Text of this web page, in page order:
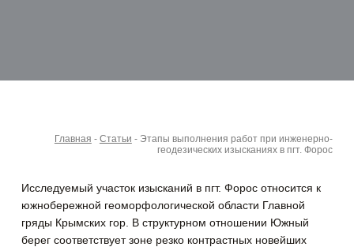
Главная - Статьи - Этапы выполнения работ при инженерно-
геодезических изысканиях в пгт. Форос
Исследуемый участок изысканий в пгт. Форос относится к
южнобережной геоморфологической области Главной
гряды Крымских гор. В структурном отношении Южный
берег соответствует зоне резко контрастных новейших